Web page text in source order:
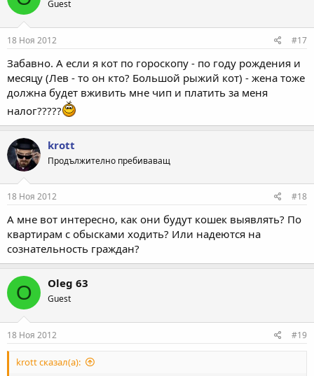
Guest
18 Ноя 2012 #17
Забавно. А если я кот по гороскопу - по году рождения и
месяцу (Лев - то он кто? Большой рыжий кот) - жена тоже
должна будет вживить мне чип и платить за меня
налог?????
krott
Продължително пребиваващ
18 Ноя 2012 #18
А мне вот интересно, как они будут кошек выявлять? По
квартирам с обысками ходить? Или надеются на
сознательность граждан?
O Oleg 63
Guest
18 Ноя 2012 #19
krott сказал(а):